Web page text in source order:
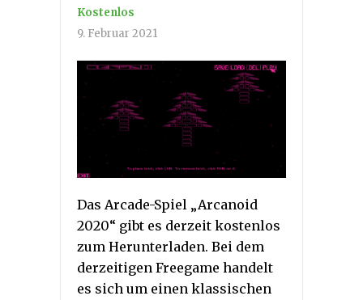
Kostenlos
9. Februar 2021
Das Arcade-Spiel „Arcanoid
2020“ gibt es derzeit kostenlos
zum Herunterladen. Bei dem
derzeitigen Freegame handelt
es sich um einen klassischen